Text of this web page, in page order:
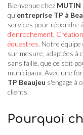
Bienvenue chez MUTIN
qu'entreprise TP à
services pour répondre
d'enrochement
équestres. Notre
sur mesure, adaptées à
sans faille, que ce soit
municipaux. Avec une
TP Beaujeu s'engage à
clients.
Pourquoi